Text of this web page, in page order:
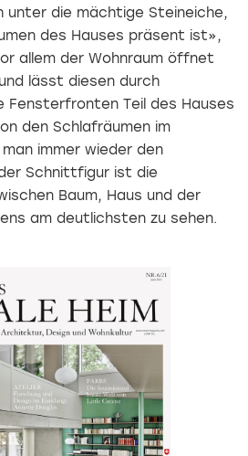
unter die mächtige Steineiche,
des Hauses präsent ist»,
allem der Wohnraum öffnet
lässt diesen durch
Fensterfronten Teil des Hauses
den Schlafräumen im
immer wieder den
Schnittfigur ist die
Baum, Haus und der
am deutlichsten zu sehen.